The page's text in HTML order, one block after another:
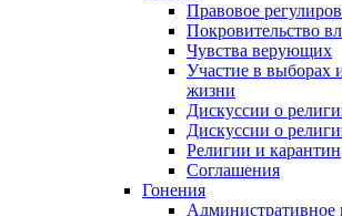
Правовое
Покровительство
Чувства верующих
Участие в выборах
жизни
Дискуссии о
Дискуссии о
Религии и карантин
Соглашения
Гонения
Административное